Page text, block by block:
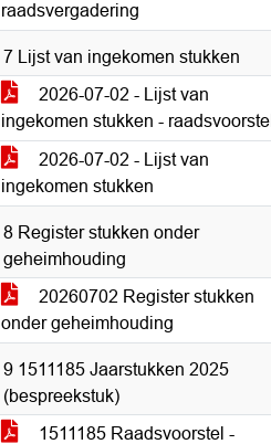
raadsvergadering
7 Lijst van ingekomen stukken
2026-07-02 - Lijst van
ingekomen stukken - raadsvoorstel
2026-07-02 - Lijst van
ingekomen stukken
8 Register stukken onder
geheimhouding
20260702 Register stukken
onder geheimhouding
9 1511185 Jaarstukken 2025
(bespreekstuk)
1511185 Raadsvoorstel -